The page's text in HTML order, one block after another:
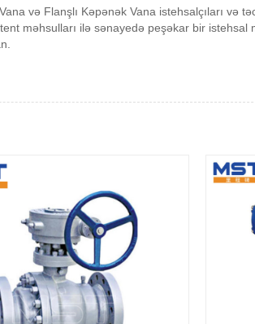
və Flanşlı Kəpənək Vana istehsalçıları
məhsulları ilə sənayedə peşəkar bir